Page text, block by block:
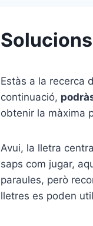
Estàs a la recerca
continuació,
obtenir la màxima
Avui, la lletra
saps com jugar,
paraules, però
lletres es poden